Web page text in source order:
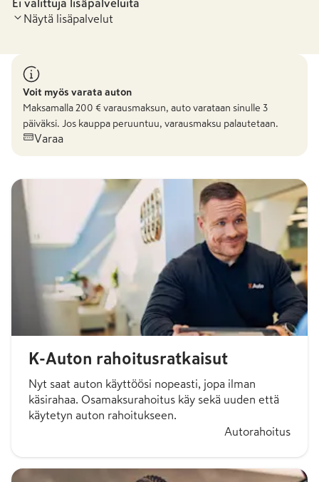
Ei valittuja lisäpalveluita
Näytä lisäpalvelut
Voit myös varata auton
Maksamalla 200 € varausmaksun, auto varataan sinulle 3
päiväksi. Jos kauppa peruuntuu, varausmaksu palautetaan.
Varaa
K-Auton rahoitusratkaisut
Nyt saat auton käyttöösi nopeasti, jopa ilman
käsirahaa. Osamaksurahoitus käy sekä uuden että
käytetyn auton rahoitukseen.
Autorahoitus